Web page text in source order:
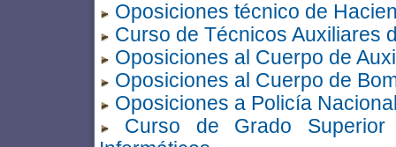
Oposiciones técnico de
Curso de Técnicos Auxiliares
Oposiciones al Cuerpo de
Oposiciones al Cuerpo de
Oposiciones a Policía
Curso de Grado